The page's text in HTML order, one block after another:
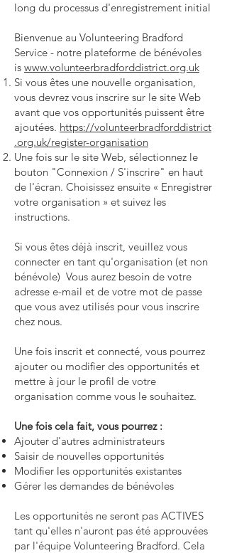
long du processus d'enregistrement initial
Bienvenue au Volunteering Bradford
Service - notre plateforme de bénévoles
is www.volunteerbradforddistrict.org.uk
Si vous êtes une nouvelle organisation,
vous devrez vous inscrire sur le site Web
avant que vos opportunités puissent être
ajoutées. https://volunteerbradforddistrict
.org.uk/register-organisation
Une fois sur le site Web, sélectionnez le
bouton "Connexion / S'inscrire" en haut
de l'écran. Choisissez ensuite « Enregistrer
votre organisation » et suivez les
instructions.
Si vous êtes déjà inscrit, veuillez vous
connecter en tant qu'organisation (et non
bénévole) Vous aurez besoin de votre
adresse e-mail et de votre mot de passe
que vous avez utilisés pour vous inscrire
chez nous.
Une fois inscrit et connecté, vous pourrez
ajouter ou modifier des opportunités et
mettre à jour le profil de votre
organisation comme vous le souhaitez.
Une fois cela fait, vous pourrez :
Ajouter d'autres administrateurs
Saisir de nouvelles opportunités
Modifier les opportunités existantes
Gérer les demandes de bénévoles
Les opportunités ne seront pas ACTIVES
tant qu'elles n'auront pas été approuvées
par l'équipe Volunteering Bradford. Cela